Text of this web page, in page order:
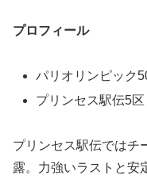
プロフィール
パリオリンピック
プリンセス駅伝5区
プリンセス駅伝ではチ
露。力強いラストと安